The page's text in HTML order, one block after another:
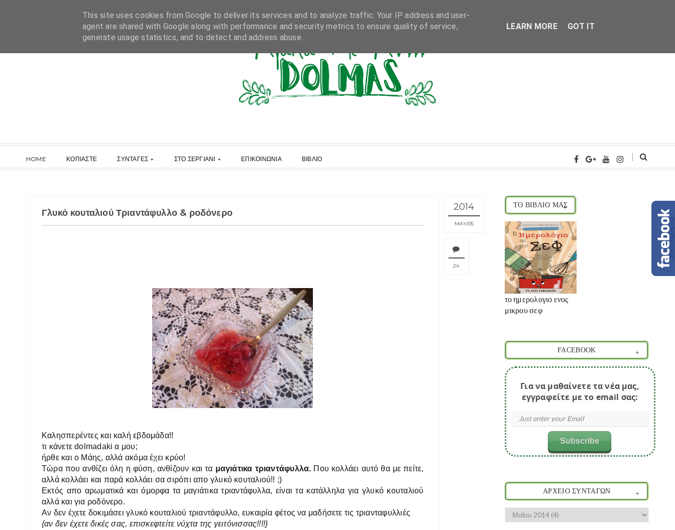
HOME ΚΟΠΙΑΣΤΕ ΣΥΝΤΑΓΕΣ ΣΤΟ ΣΕΡΓΙΑΝΙ ΕΠΙΚΟΙΝΩΝΙΑ ΒΙΒΛΙΟ
2014
MAY 05
24
Γλυκό κουταλιού Τριαντάφυλλο & ροδόνερο
Καλησπερέντες και καλή εβδομάδα!!
τι κάνετε dolmadaki α μου;
ήρθε και ο Μάης, αλλά ακόμα έχει κρύο!
Τώραπου ανθίζει όλη η φύση, ανθίζουν και τα μαγιάτικα τριαντάφυλλα. Που κολλάει αυτό θα με πείτε,
αλλά κολλάει και παρά κολλάει σα σιρόπι απο γλυκό κουταλιού!! ;)
Εκτός απο αρωματικά και όμορφα τα μαγιάτικα τριαντάφυλλα, είναι τα κατάλληλα για γλυκό κουταλιού
αλλά και για ροδόνερο.
Αν δεν έχετε δοκιμάσει γλυκό κουταλιού τριαντάφυλλο, ευκαιρία φέτος να μαδήσετε τις τριανταφυλλιές
{αν δεν έχετε δικές σας, επισκεφτείτε νύχτα της γειτόνισσας!!!!}
ΤΟ ΒΙΒΛΙΟ ΜΑΣ
το ημερολογιο ενος
μικρου σεφ
FACEBOOK
Για να μαθαίνετε τα νέα μας,
εγγραφείτε με το email σας:
ΑΡΧΕΙΟ ΣΥΝΤΑΓΩΝ
This site uses cookies from Google to deliver its services and to analyze traffic. Your IP address and user-
agent are shared with Google along with performance and security metrics to ensure quality of service,
generate usage statistics, and to detect and address abuse.
LEARN MORE GOT IT